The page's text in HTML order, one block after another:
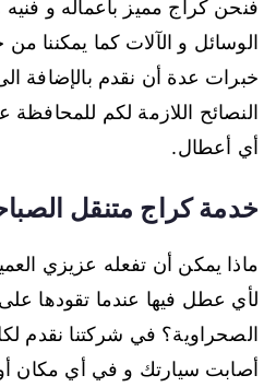
فنحن كراج مميز بأعماله و
الوسائل و الآلات كما يمكننا
خبرات عدة أن نقدم بالإضافة
النصائح اللازمة لكم
أي أعطال.
خدمة كراج متنقل
ماذا يمكن أن تفعله عزيزي
لأي عطل فيها عندما تقودها
الصحراوية؟ في شركتنا نقدم
أصابت سيارتك و في أي مكان